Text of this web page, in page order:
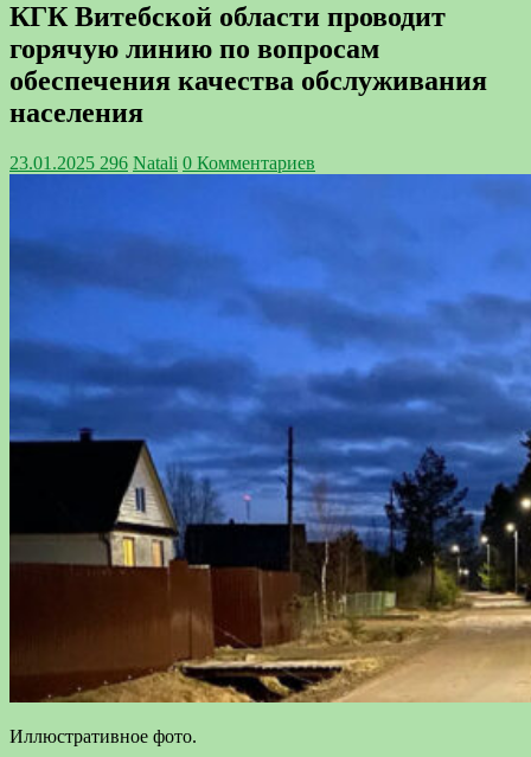
КГК Витебской области проводит
горячую линию по вопросам
обеспечения качества обслуживания
населения
23.01.2025 296 Natali 0 Комментариев
Иллюстративное фото.